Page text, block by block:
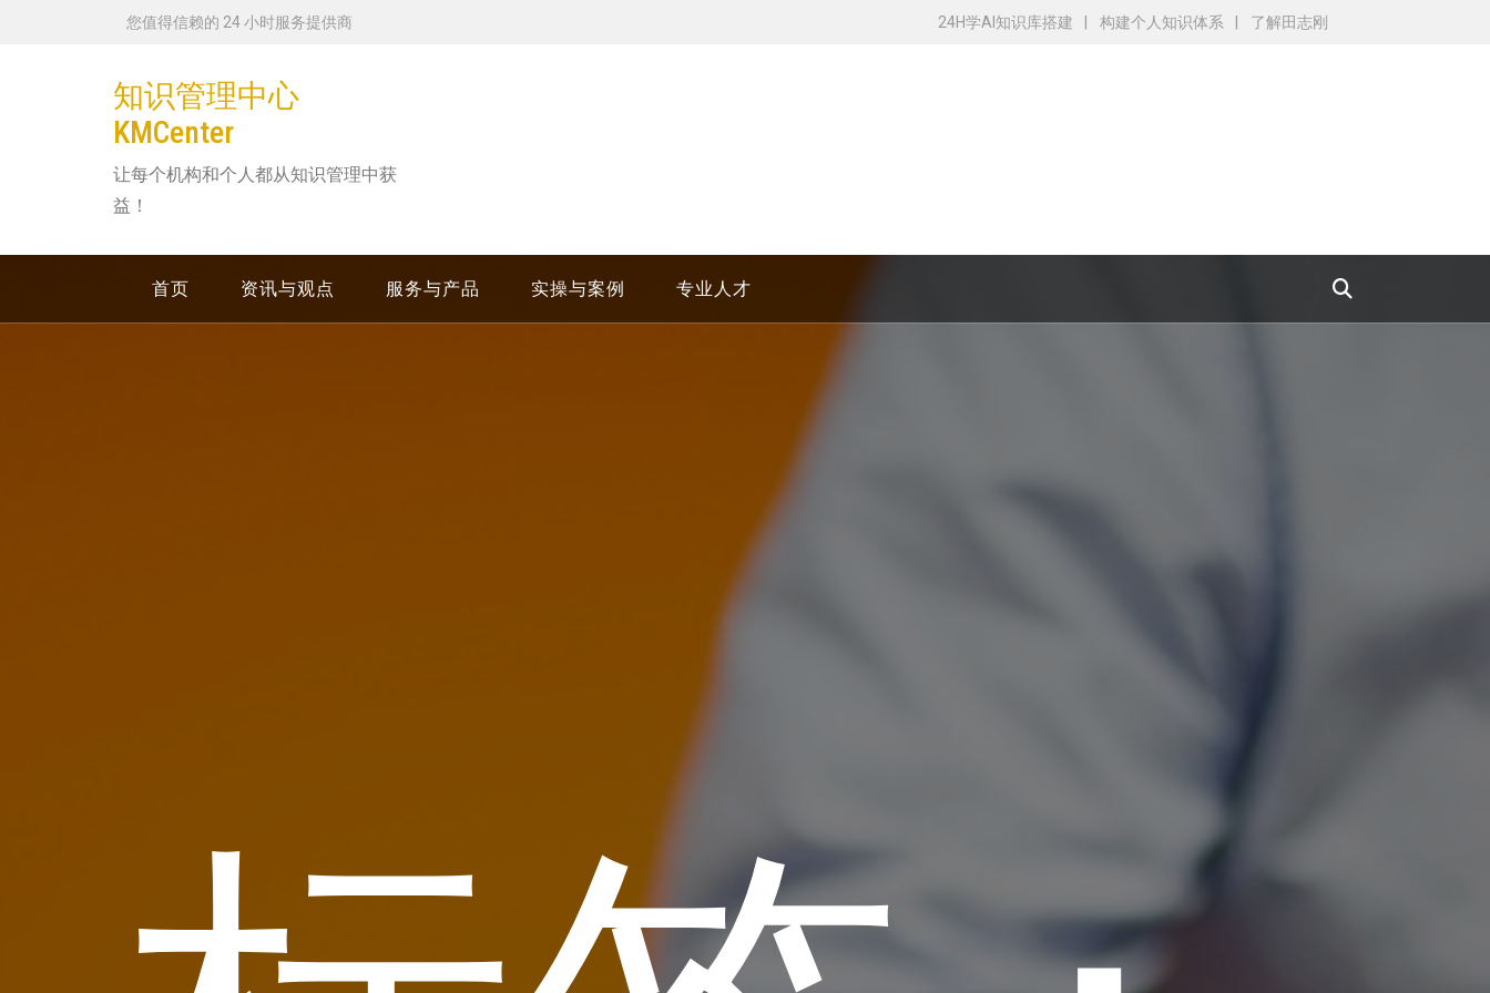
您值得信赖的 24 小时服务提供商 24H学AI知识库搭建 构建个人知识体系 了解田志刚
知识管理中心
KMCenter
让每个机构和个人都从知识管理中获
益！
首页 资讯与观点 服务与产品 实操与案例 专业人才